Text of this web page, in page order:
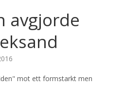
avgjorde
mot ett formstarkt men